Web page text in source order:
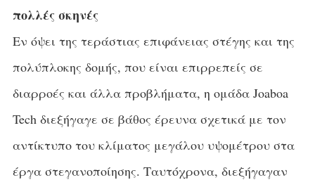
πολλές σκηνές
Εν όψει της τεράστιας επιφάνειας στέγης και της
πολύπλοκης δομής, που είναι επιρρεπείς σε
διαρροές και άλλα προβλήματα, η ομάδα Joaboa
Tech διεξήγαγε σε βάθος έρευνα σχετικά με τον
αντίκτυπο του κλίματος μεγάλου υψομέτρου στα
έργα στεγανοποίησης. Ταυτόχρονα, διεξήγαγαν